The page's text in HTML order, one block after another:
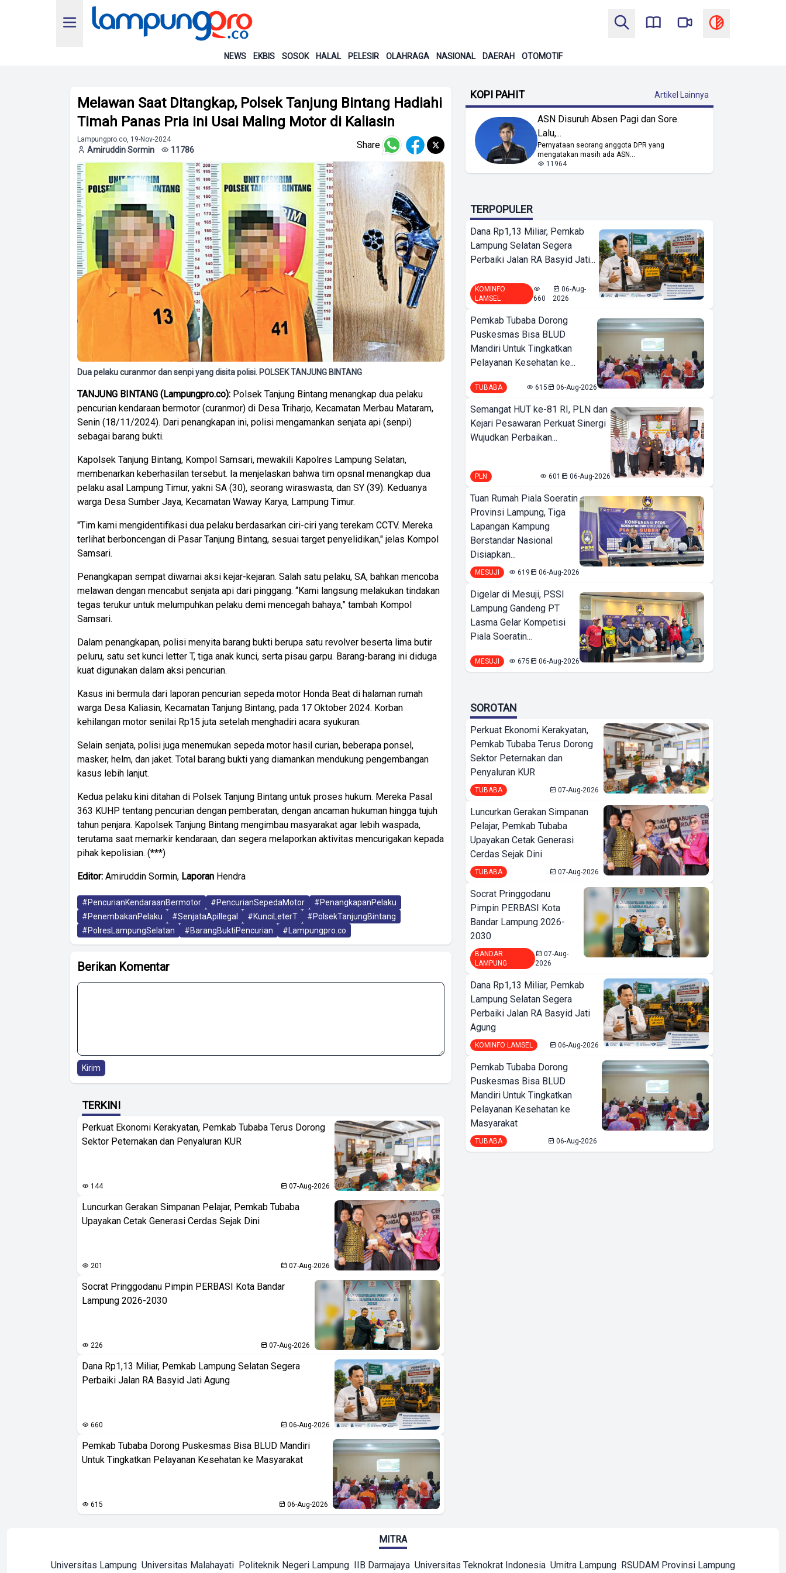
NEWS EKBIS SOSOK HALAL PELESIR OLAHRAGA NASIONAL DAERAH OTOMOTIF
Melawan Saat Ditangkap, Polsek Tanjung Bintang Hadiahi
Timah Panas Pria ini Usai Maling Motor di Kaliasin
Lampungpro.co, 19-Nov-2024
Amiruddin Sormin 11786 Share
Dua pelaku curanmor dan senpi yang disita polisi. POLSEK TANJUNG BINTANG
TANJUNG BINTANG (Lampungpro.co): Polsek Tanjung Bintang menangkap dua pelaku
pencurian kendaraan bermotor (curanmor) di Desa Triharjo, Kecamatan Merbau Mataram,
Senin (18/11/2024). Dari penangkapan ini, polisi mengamankan senjata api (senpi)
sebagai barang bukti.
Kapolsek Tanjung Bintang, Kompol Samsari, mewakili Kapolres Lampung Selatan,
membenarkan keberhasilan tersebut. Ia menjelaskan bahwa tim opsnal menangkap dua
pelaku asal Lampung Timur, yakni SA (30), seorang wiraswasta, dan SY (39). Keduanya
warga Desa Sumber Jaya, Kecamatan Waway Karya, Lampung Timur.
"Tim kami mengidentifikasi dua pelaku berdasarkan ciri-ciri yang terekam CCTV. Mereka
terlihat berboncengan di Pasar Tanjung Bintang, sesuai target penyelidikan," jelas Kompol
Samsari.
Penangkapan sempat diwarnai aksi kejar-kejaran. Salah satu pelaku, SA, bahkan mencoba
melawan dengan mencabut senjata api dari pinggang. “Kami langsung melakukan tindakan
tegas terukur untuk melumpuhkan pelaku demi mencegah bahaya,” tambah Kompol
Samsari.
Dalam penangkapan, polisi menyita barang bukti berupa satu revolver beserta lima butir
peluru, satu set kunci letter T, tiga anak kunci, serta pisau garpu. Barang-barang ini diduga
kuat digunakan dalam aksi pencurian.
Kasus ini bermula dari laporan pencurian sepeda motor Honda Beat di halaman rumah
warga Desa Kaliasin, Kecamatan Tanjung Bintang, pada 17 Oktober 2024. Korban
kehilangan motor senilai Rp15 juta setelah menghadiri acara syukuran.
Selain senjata, polisi juga menemukan sepeda motor hasil curian, beberapa ponsel,
masker, helm, dan jaket. Total barang bukti yang diamankan mendukung pengembangan
kasus lebih lanjut.
Kedua pelaku kini ditahan di Polsek Tanjung Bintang untuk proses hukum. Mereka Pasal
363 KUHP tentang pencurian dengan pemberatan, dengan ancaman hukuman hingga tujuh
tahun penjara. Kapolsek Tanjung Bintang mengimbau masyarakat agar lebih waspada,
terutama saat memarkir kendaraan, dan segera melaporkan aktivitas mencurigakan kepada
pihak kepolisian. (***)
Editor: Amiruddin Sormin, Laporan Hendra
#PencurianKendaraanBermotor #PencurianSepedaMotor
#PenangkapanPelaku
#PenembakanPelaku
#SenjataApiIlegal #KunciLeterT
#PolsekTanjungBintang
#PolresLampungSelatan
#BarangBuktiPencurian #Lampungpro.co
Berikan Komentar
Kirim
TERKINI
Perkuat Ekonomi Kerakyatan, Pemkab Tubaba Terus Dorong
Sektor Peternakan dan Penyaluran KUR
144 07-Aug-2026
Luncurkan Gerakan Simpanan Pelajar, Pemkab Tubaba
Upayakan Cetak Generasi Cerdas Sejak Dini
201 07-Aug-2026
Socrat Pringgodanu Pimpin PERBASI Kota Bandar
Lampung 2026-2030
226 07-Aug-2026
Dana Rp1,13 Miliar, Pemkab Lampung Selatan Segera
Perbaiki Jalan RA Basyid Jati Agung
660 06-Aug-2026
Pemkab Tubaba Dorong Puskesmas Bisa BLUD Mandiri
Untuk Tingkatkan Pelayanan Kesehatan ke Masyarakat
615 06-Aug-2026
KOPI PAHIT Artikel Lainnya
ASN Disuruh Absen Pagi dan Sore.
Lalu,...
Pernyataan seorang anggota DPR yang
mengatakan masih ada ASN...
11964
TERPOPULER
Dana Rp1,13 Miliar, Pemkab
Lampung Selatan Segera
Perbaiki Jalan RA Basyid Jati...
KOMINFO
LAMSEL
660
06-Aug-
2026
Pemkab Tubaba Dorong
Puskesmas Bisa BLUD
Mandiri Untuk Tingkatkan
Pelayanan Kesehatan ke...
TUBABA 615 06-Aug-2026
Semangat HUT ke-81 RI, PLN dan
Kejari Pesawaran Perkuat Sinergi
Wujudkan Perbaikan...
PLN 601 06-Aug-2026
Tuan Rumah Piala Soeratin
Provinsi Lampung, Tiga
Lapangan Kampung
Berstandar Nasional
Disiapkan...
MESUJI 619 06-Aug-2026
Digelar di Mesuji, PSSI
Lampung Gandeng PT
Lasma Gelar Kompetisi
Piala Soeratin...
MESUJI 675 06-Aug-2026
SOROTAN
Perkuat Ekonomi Kerakyatan,
Pemkab Tubaba Terus Dorong
Sektor Peternakan dan
Penyaluran KUR
TUBABA 07-Aug-2026
Luncurkan Gerakan Simpanan
Pelajar, Pemkab Tubaba
Upayakan Cetak Generasi
Cerdas Sejak Dini
TUBABA 07-Aug-2026
Socrat Pringgodanu
Pimpin PERBASI Kota
Bandar Lampung 2026-
2030
BANDAR
LAMPUNG
07-Aug-
2026
Dana Rp1,13 Miliar, Pemkab
Lampung Selatan Segera
Perbaiki Jalan RA Basyid Jati
Agung
KOMINFO LAMSEL 06-Aug-2026
Pemkab Tubaba Dorong
Puskesmas Bisa BLUD
Mandiri Untuk Tingkatkan
Pelayanan Kesehatan ke
Masyarakat
TUBABA 06-Aug-2026
MITRA
Universitas Lampung Universitas Malahayati Politeknik Negeri Lampung IIB Darmajaya Universitas Teknokrat Indonesia Umitra Lampung RSUDAM Provinsi Lampung